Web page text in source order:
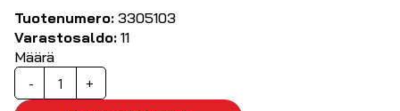
Tuotenumero: 3305103
Varastosaldo: 11
Määrä
-
Ajoneuvosulake
30
+